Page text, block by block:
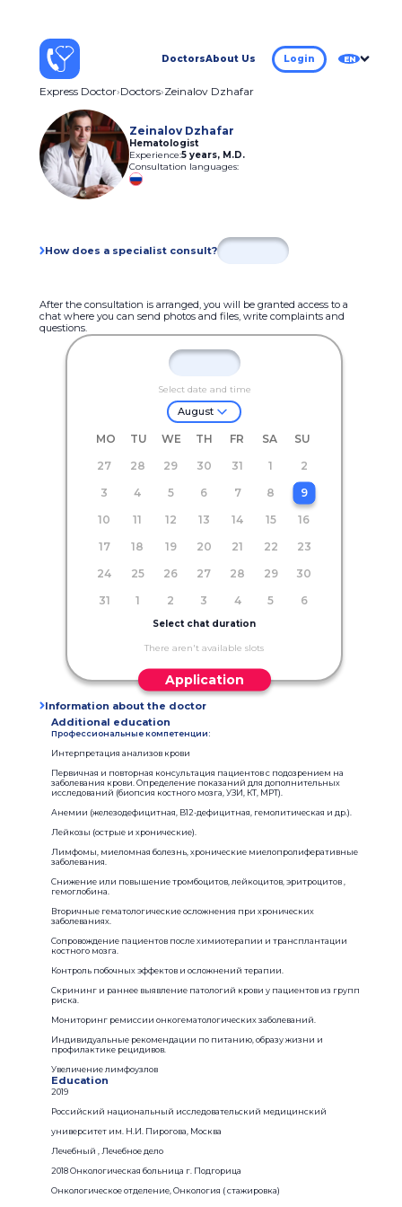
DoctorsAbout Us Login EN
Express Doctor Doctors Zeinalov Dzhafar
Zeinalov Dzhafar
Hematologist
Experience:5 years, M.D.
Consultation languages:
How does a specialist consult?
After the consultation is arranged, you will be granted access to a
chat where you can send photos and files, write complaints and
questions.
Select date and time
August
MO TU WE TH FR SA
SU
27
28 29 30 31 1
2
3
4 5 6 7 8
9
10
11 12 13 14 15
16
17
18 19 20 21 22
23
24
25 26 27 28 29
30
31
1 2 3 4 5 6
Select chat duration
There aren't available slots
Application
Information about the doctor
Additional education
Профессиональные компетенции:
Интерпретация анализов крови
Первичная и повторная консультация пациентов с подозрением на
заболевания крови. Определение показаний для дополнительных
исследований (биопсия костного мозга, УЗИ, КТ, МРТ).
Анемии (железодефицитная, B12-дефицитная, гемолитическая и др.).
Лейкозы (острые и хронические).
Лимфомы, миеломная болезнь, хронические миелопролиферативные
заболевания.
Снижение или повышение тромбоцитов, лейкоцитов, эритроцитов ,
гемоглобина.
Вторичные гематологические осложнения при хронических
заболеваниях.
Сопровождение пациентов после химиотерапии и трансплантации
костного мозга.
Контроль побочных эффектов и осложнений терапии.
Скрининг и раннее выявление патологий крови у пациентов из групп
риска.
Мониторинг ремиссии онкогематологических заболеваний.
Индивидуальные рекомендации по питанию, образу жизни и
профилактике рецидивов.
Увеличение лимфоузлов
Education
2019
Российский национальный исследовательский медицинский
университет им. Н.И. Пирогова, Москва
Лечебный , Лечебное дело
2018 Онкологическая больница г. Подгорица
Онкологическое отделение, Онкология ( стажировка)